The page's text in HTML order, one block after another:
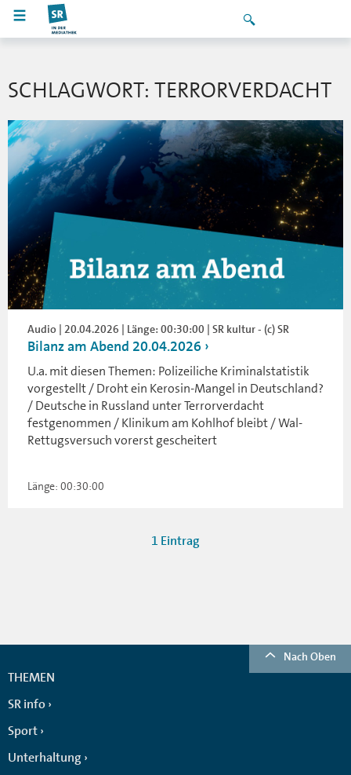
SCHLAGWORT: TERRORVERDACHT
Audio | 20.04.2026 | Länge: 00:30:00 | SR kultur - (c) SR
Bilanz am Abend 20.04.2026
U.a. mit diesen Themen: Polizeiliche Kriminalstatistik
vorgestellt / Droht ein Kerosin-Mangel in Deutschland?
/ Deutsche in Russland unter Terrorverdacht
festgenommen / Klinikum am Kohlhof bleibt / Wal-
Rettugsversuch vorerst gescheitert
Länge: 00:30:00
1 Eintrag
Nach Oben
THEMEN
SR info
Sport
Unterhaltung